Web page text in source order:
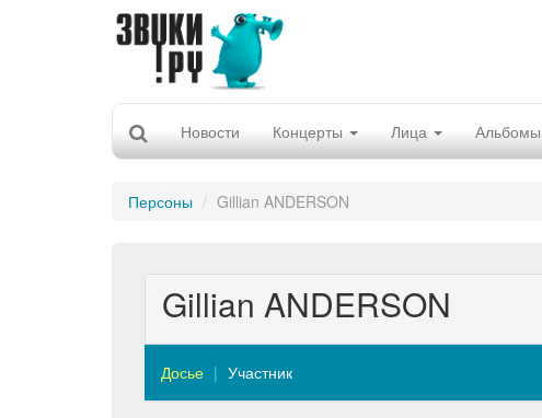
Новости Концерты Лица Альбомы
Персоны Gillian ANDERSON
Gillian ANDERSON
Досье Участник